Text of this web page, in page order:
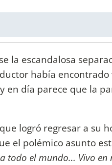
la escandalosa
había encontrado
día parece que la
logró regresar a su
el polémico asunto
el mundo... Vivo en